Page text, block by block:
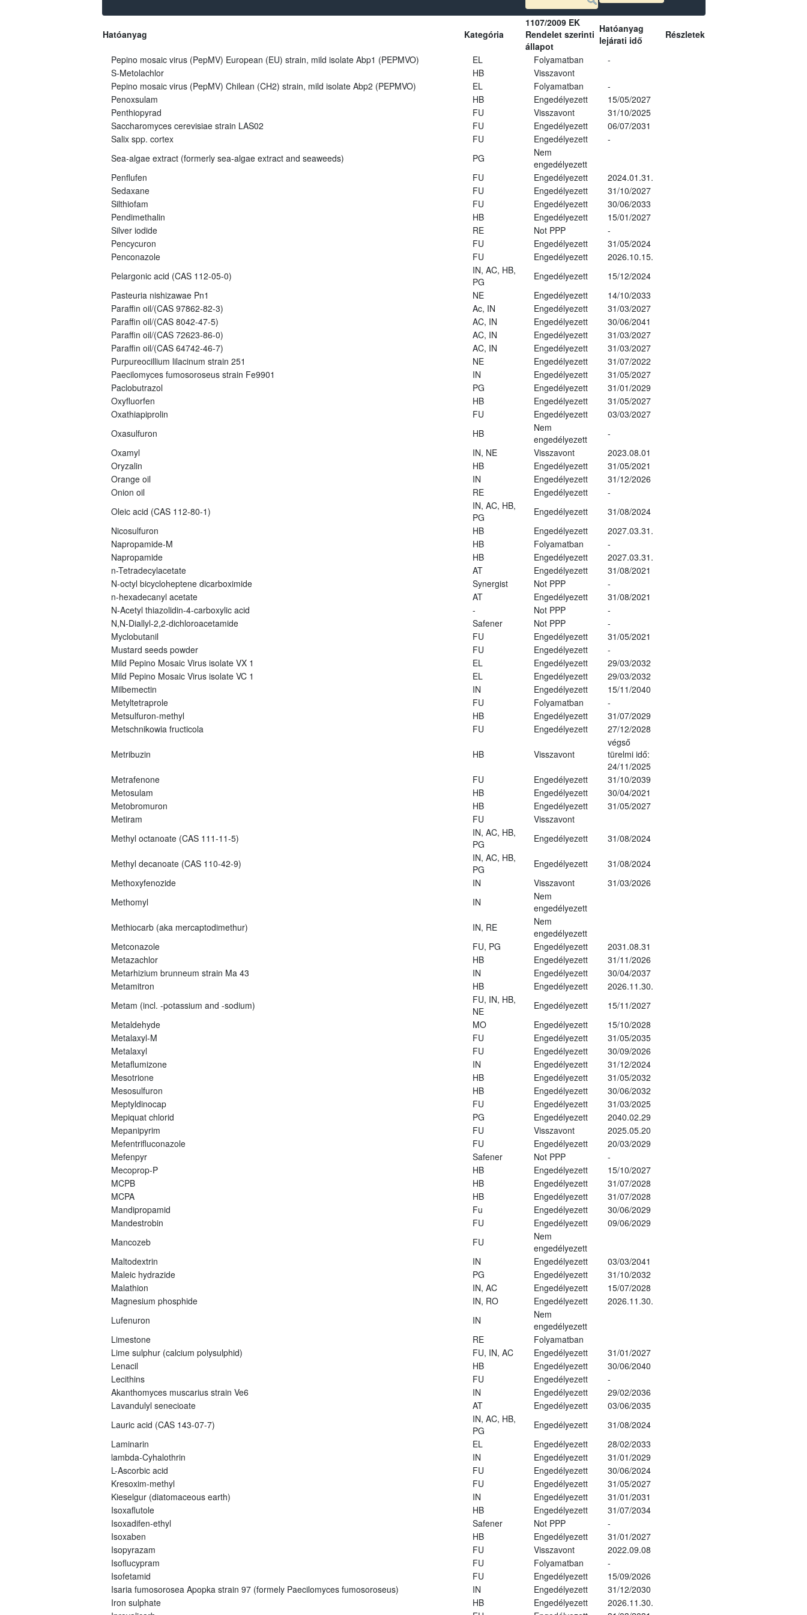
Hatóanyag Kategória
1107/2009 EK
Rendelet szerinti
állapot
Hatóanyag
lejárati idő
Részletek
Pepino mosaic virus (PepMV) European (EU) strain, mild isolate Abp1 (PEPMVO) EL Folyamatban
-
S-Metolachlor
HB
Visszavont
Pepino mosaic virus (PepMV) Chilean (CH2) strain, mild isolate Abp2 (PEPMVO)
EL Folyamatban
-
Penoxsulam
HB Engedélyezett
15/05/2027
Penthiopyrad
FU Visszavont
31/10/2025
Saccharomyces cerevisiae strain LAS02
FU Engedélyezett
06/07/2031
Salix spp. cortex
FU Engedélyezett
-
Sea-algae extract (formerly sea-algae extract and seaweeds)
PG
Nem
engedélyezett
Penflufen
FU Engedélyezett
2024.01.31.
Sedaxane
FU Engedélyezett
31/10/2027
Silthiofam
FU Engedélyezett
30/06/2033
Pendimethalin
HB Engedélyezett
15/01/2027
Silver iodide
RE Not PPP
-
Pencycuron
FU Engedélyezett
31/05/2024
Penconazole
FU Engedélyezett
2026.10.15.
Pelargonic acid (CAS 112-05-0)
IN, AC, HB,
PG
Engedélyezett
15/12/2024
Pasteuria nishizawae Pn1
NE Engedélyezett
14/10/2033
Paraffin oil/(CAS 97862-82-3)
Ac, IN Engedélyezett
31/03/2027
Paraffin oil/(CAS 8042-47-5)
AC, IN Engedélyezett
30/06/2041
Paraffin oil/(CAS 72623-86-0)
AC, IN Engedélyezett
31/03/2027
Paraffin oil/(CAS 64742-46-7)
AC, IN Engedélyezett
31/03/2027
Purpureocillium lilacinum strain 251
NE Engedélyezett
31/07/2022
Paecilomyces fumosoroseus strain Fe9901
IN Engedélyezett
31/05/2027
Paclobutrazol
PG Engedélyezett
31/01/2029
Oxyfluorfen
HB Engedélyezett
31/05/2027
Oxathiapiprolin
FU Engedélyezett
03/03/2027
Oxasulfuron
HB
Nem
engedélyezett
-
Oxamyl
IN, NE Visszavont
2023.08.01
Oryzalin
HB Engedélyezett
31/05/2021
Orange oil
IN Engedélyezett
31/12/2026
Onion oil
RE Engedélyezett
-
Oleic acid (CAS 112-80-1)
IN, AC, HB,
PG
Engedélyezett
31/08/2024
Nicosulfuron
HB Engedélyezett
2027.03.31.
Napropamide-M
HB Folyamatban
-
Napropamide
HB Engedélyezett
2027.03.31.
n-Tetradecylacetate
AT Engedélyezett
31/08/2021
N-octyl bicycloheptene dicarboximide
Synergist Not PPP
-
n-hexadecanyl acetate
AT Engedélyezett
31/08/2021
N-Acetyl thiazolidin-4-carboxylic acid
- Not PPP
-
N,N-Diallyl-2,2-dichloroacetamide
Safener Not PPP
-
Myclobutanil
FU Engedélyezett
31/05/2021
Mustard seeds powder
FU Engedélyezett
-
Mild Pepino Mosaic Virus isolate VX 1
EL Engedélyezett
29/03/2032
Mild Pepino Mosaic Virus isolate VC 1
EL Engedélyezett
29/03/2032
Milbemectin
IN Engedélyezett
15/11/2040
Metyltetraprole
FU Folyamatban
-
Metsulfuron-methyl
HB Engedélyezett
31/07/2029
Metschnikowia fructicola
FU Engedélyezett 27/12/2028
Metribuzin HB Visszavont
végső
türelmi idő:
24/11/2025
Metrafenone
FU Engedélyezett
31/10/2039
Metosulam
HB Engedélyezett
30/04/2021
Metobromuron
HB Engedélyezett
31/05/2027
Metiram
FU
Visszavont
Methyl octanoate (CAS 111-11-5)
IN, AC, HB,
PG
Engedélyezett 31/08/2024
Methyl decanoate (CAS 110-42-9)
IN, AC, HB,
PG
Engedélyezett
31/08/2024
Methoxyfenozide
IN Visszavont
31/03/2026
Methomyl
IN
Nem
engedélyezett
Methiocarb (aka mercaptodimethur)
IN, RE
Nem
engedélyezett
Metconazole
FU, PG Engedélyezett
2031.08.31
Metazachlor
HB Engedélyezett
31/11/2026
Metarhizium brunneum strain Ma 43
IN Engedélyezett
30/04/2037
Metamitron
HB Engedélyezett
2026.11.30.
Metam (incl. -potassium and -sodium)
FU, IN, HB,
NE
Engedélyezett
15/11/2027
Metaldehyde
MO Engedélyezett
15/10/2028
Metalaxyl-M
FU Engedélyezett
31/05/2035
Metalaxyl
FU Engedélyezett
30/09/2026
Metaflumizone
IN Engedélyezett
31/12/2024
Mesotrione
HB Engedélyezett
31/05/2032
Mesosulfuron
HB Engedélyezett
30/06/2032
Meptyldinocap
FU Engedélyezett
31/03/2025
Mepiquat chlorid
PG Engedélyezett
2040.02.29
Mepanipyrim
FU Visszavont
2025.05.20
Mefentrifluconazole
FU Engedélyezett
20/03/2029
Mefenpyr
Safener Not PPP
-
Mecoprop-P
HB Engedélyezett
15/10/2027
MCPB
HB Engedélyezett
31/07/2028
MCPA
HB Engedélyezett
31/07/2028
Mandipropamid
Fu Engedélyezett
30/06/2029
Mandestrobin
FU Engedélyezett
09/06/2029
Mancozeb
FU
Nem
engedélyezett
Maltodextrin
IN Engedélyezett
03/03/2041
Maleic hydrazide
PG Engedélyezett
31/10/2032
Malathion
IN, AC Engedélyezett
15/07/2028
Magnesium phosphide
IN, RO Engedélyezett
2026.11.30.
Lufenuron
IN
Nem
engedélyezett
Limestone
RE
Folyamatban
Lime sulphur (calcium polysulphid)
FU, IN, AC Engedélyezett
31/01/2027
Lenacil
HB Engedélyezett
30/06/2040
Lecithins
FU Engedélyezett
-
Akanthomyces muscarius strain Ve6
IN Engedélyezett
29/02/2036
Lavandulyl senecioate
AT Engedélyezett
03/06/2035
Lauric acid (CAS 143-07-7)
IN, AC, HB,
PG
Engedélyezett
31/08/2024
Laminarin
EL Engedélyezett
28/02/2033
lambda-Cyhalothrin
IN Engedélyezett
31/01/2029
L-Ascorbic acid
FU Engedélyezett
30/06/2024
Kresoxim-methyl
FU Engedélyezett
31/05/2027
Kieselgur (diatomaceous earth)
IN Engedélyezett
31/01/2031
Isoxaflutole
HB Engedélyezett
31/07/2034
Isoxadifen-ethyl
Safener Not PPP
-
Isoxaben
HB Engedélyezett
31/01/2027
Isopyrazam
FU Visszavont
2022.09.08
Isoflucypram
FU Folyamatban
-
Isofetamid
FU Engedélyezett
15/09/2026
Isaria fumosorosea Apopka strain 97 (formely Paecilomyces fumosoroseus)
IN Engedélyezett
31/12/2030
Iron sulphate
HB Engedélyezett
2026.11.30.